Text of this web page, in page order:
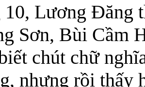
10, Lương Đăng
Sơn, Bùi Cầm
chút chữ
nhưng rồi thấy